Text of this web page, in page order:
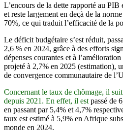
L’encours de la dette rapporté au
et reste largement en deçà de la
70%, ce qui traduit l’efficacité de la
Le déficit budgétaire s’est réduit,
2,6 % en 2024, grâce à des efforts
dépenses courantes et à
projeté à 2,7% en 2025 (estimation),
de convergence communautaire de
Concernant le taux de chômage, il
depuis 2021. En effet, il est passé de
en passant par 5,4% et 4,7%
taux est estimé à 5,9% en Afrique
monde en 2024.